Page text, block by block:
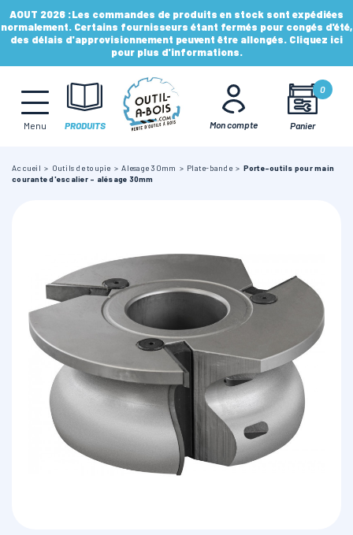
AOUT 2026 :Les commandes de produits en stock sont expédiées
normalement. Certains fournisseurs étant fermés pour congés d'été,
des délais d'approvisionnement peuvent être allongés. Cliquez ici
pour plus d'informations.
Menu PRODUITS Mon compte Panier
0
MÈCHES, FRAISES & FORETS
LAMES & DISQUES
CONSOMMABLES
OUTILS DE TOUPIE
FERS & PLAQUETTES
LAMES SCIES RUBAN
Accueil Outils de toupie Alesage 30mm Plate-bande
Porte-outils pour main
courante d'escalier - alésage 30mm